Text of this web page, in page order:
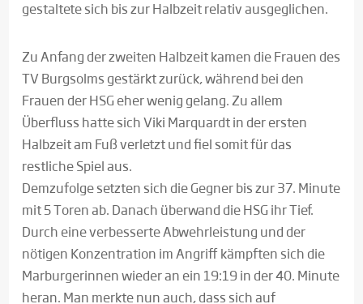
gestaltete sich bis zur Halbzeit relativ ausgeglichen.
Zu Anfang der zweiten Halbzeit kamen die Frauen des
TV Burgsolms gestärkt zurück, während bei den
Frauen der HSG eher wenig gelang. Zu allem
Überfluss hatte sich Viki Marquardt in der ersten
Halbzeit am Fuß verletzt und fiel somit für das
restliche Spiel aus.
Demzufolge setzten sich die Gegner bis zur 37. Minute
mit 5 Toren ab. Danach überwand die HSG ihr Tief.
Durch eine verbesserte Abwehrleistung und der
nötigen Konzentration im Angriff kämpften sich die
Marburgerinnen wieder an ein 19:19 in der 40. Minute
heran. Man merkte nun auch, dass sich auf